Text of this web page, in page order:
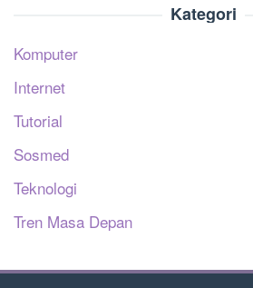
Kategori
Komputer
Internet
Tutorial
Sosmed
Teknologi
Tren Masa Depan